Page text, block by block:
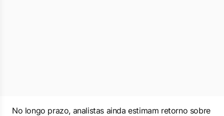
No longo prazo, analistas ainda estimam retorno sobre